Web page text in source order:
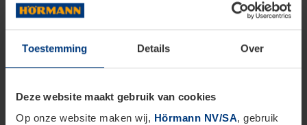
Toestemming Details Over
Deze website maakt gebruik van cookies
Op onze website maken wij, Hörmann NV/SA, gebruik